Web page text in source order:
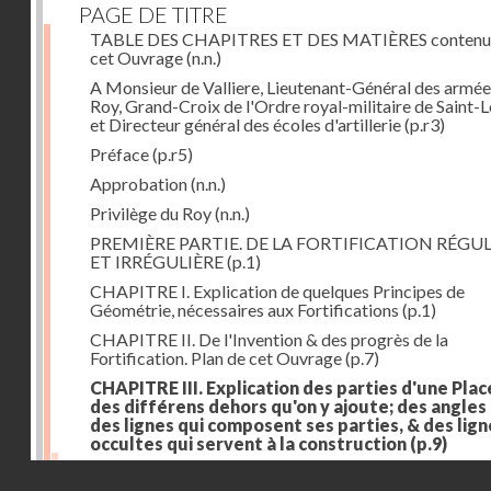
PAGE DE TITRE
TABLE DES CHAPITRES ET DES MATIÈRES
cet Ouvrage(n.n.)
A Monsieur de Valliere, Lieutenant-Général des
Roy, Grand-Croix de l'Ordre royal-militaire de Saint-
et Directeur général des écoles d'artillerie(p.r3)
Préface(p.r5)
Approbation(n.n.)
Privilège du Roy(n.n.)
PREMIÈRE PARTIE. DE LA FORTIFICATION
ET IRRÉGULIÈRE(p.1)
CHAPITRE I. Explication de quelques Principes de
Géométrie, nécessaires aux Fortifications (p.1)
CHAPITRE II. De l'Invention & des progrès de la
Fortification. Plan de cet Ouvrage(p.7)
CHAPITRE III. Explication des parties d'une
des différens dehors qu'on y ajoute; des angles
des lignes qui composent ses parties, & des
occultes qui servent à la construction (p.9)
Des lignes & des angles qui composent les parties